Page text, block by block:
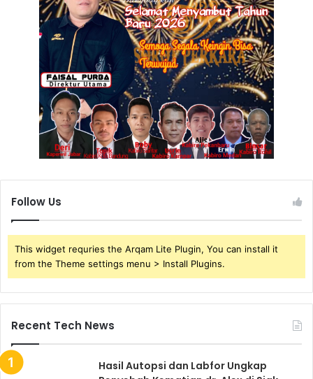
Follow Us
This widget requries the Arqam Lite Plugin, You can install it
from the Theme settings menu > Install Plugins.
Recent Tech News
Hasil Autopsi dan Labfor Ungkap